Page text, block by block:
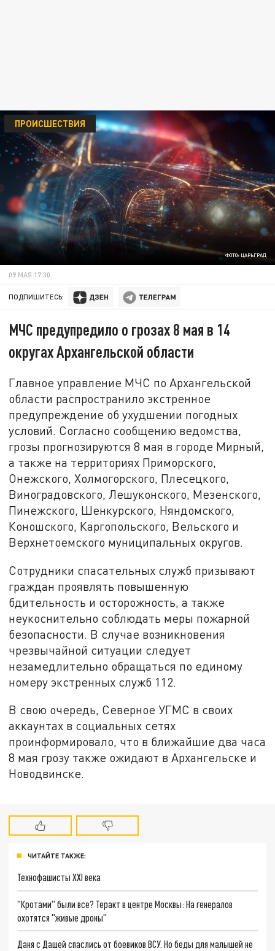
ФОТО: ЦАРЬГРАД
ПРОИСШЕСТВИЯ
09 МАЯ 17:30
ПОДПИШИТЕСЬ:
МЧС предупредило о грозах 8 мая в 14
округах Архангельской области
Главное управление МЧС по Архангельской
области распространило экстренное
предупреждение об ухудшении погодных
условий. Согласно сообщению ведомства,
грозы прогнозируются 8 мая в городе Мирный,
а также на территориях Приморского,
Онежского, Холмогорского, Плесецкого,
Виноградовского, Лешуконского, Мезенского,
Пинежского, Шенкурского, Няндомского,
Коношского, Каргопольского, Вельского и
Верхнетоемского муниципальных округов.
Сотрудники спасательных служб призывают
граждан проявлять повышенную
бдительность и осторожность, а также
неукоснительно соблюдать меры пожарной
безопасности. В случае возникновения
чрезвычайной ситуации следует
незамедлительно обращаться по единому
номеру экстренных служб 112.
В свою очередь, Северное УГМС в своих
аккаунтах в социальных сетях
проинформировало, что в ближайшие два часа
8 мая грозу также ожидают в Архангельске и
Новодвинске.
ЧИТАЙТЕ ТАКЖЕ:
Технофашисты XXI века
"Кротами" были все? Теракт в центре Москвы: На генералов
охотятся "живые дроны"
Даня с Дашей спаслись от боевиков ВСУ. Но беды для малышей не